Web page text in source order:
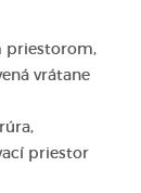
priestorom,
vrátane
priestor